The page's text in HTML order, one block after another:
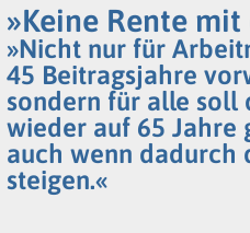
»Keine Rente mit
»Nicht nur für
45 Beitragsjahre
sondern für alle soll
wieder auf 65 Jahre
auch wenn dadurch
steigen.«